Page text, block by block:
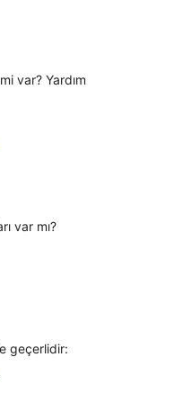
var? Yardım
var mı?
geçerlidir: